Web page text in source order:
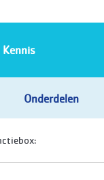
Onderdelen
Kennis